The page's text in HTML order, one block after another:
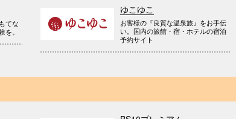
てな
。
ゆこゆこ
お客様の『良質な温泉旅』をお手伝
い。国内の旅館・宿・ホテルの宿泊
予約サイト